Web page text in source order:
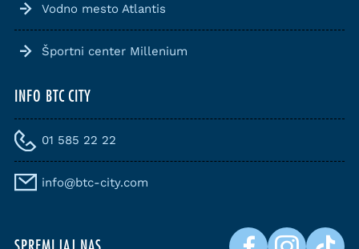
Vodno mesto Atlantis
Športni center Millenium
INFO BTC CITY
01 585 22 22
info@btc-city.com